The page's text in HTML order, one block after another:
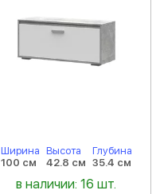
Ширина
100 см
Высота
42.8 см
Глубина
35.4 см
в наличии: 16 шт.